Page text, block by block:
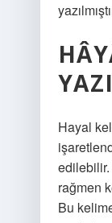
Hayal
rağmen
Bu